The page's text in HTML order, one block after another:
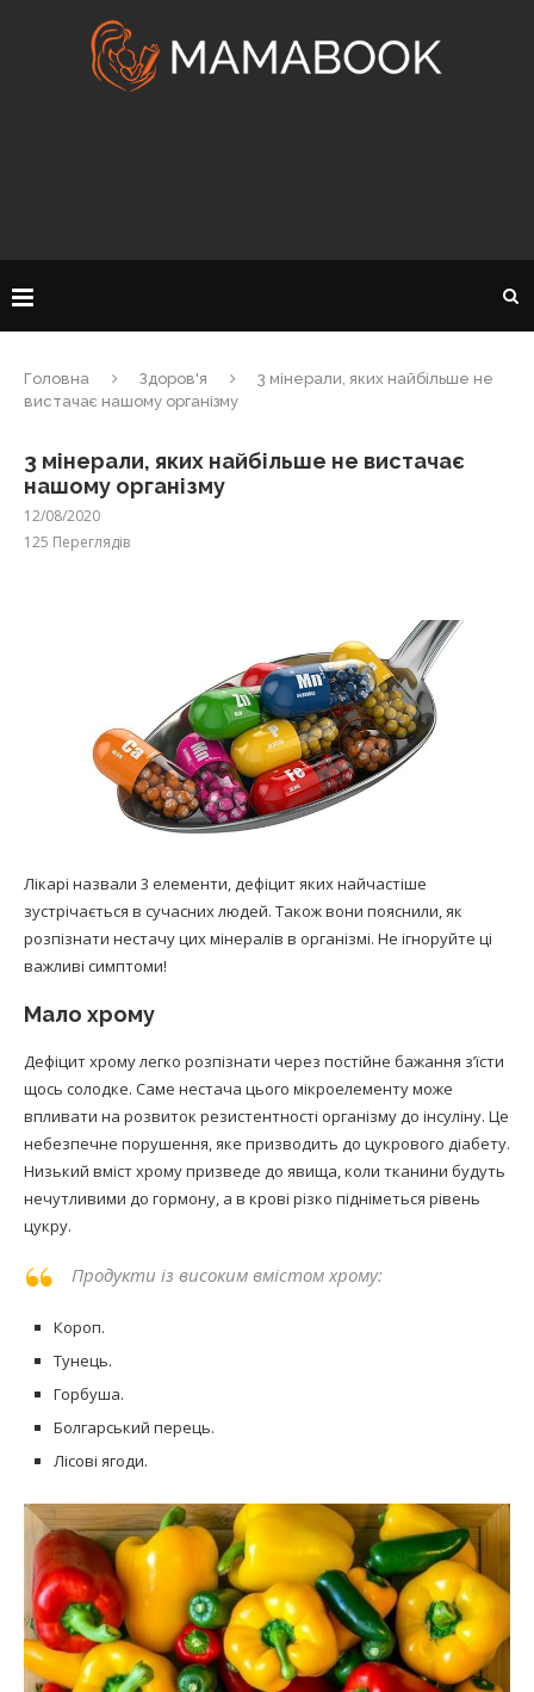
Головна Здоров'я
3 мінерали, яких найбільше не
вистачає нашому організму
3 мінерали, яких найбільше не вистачає
нашому організму
12/08/2020
125 Переглядів
Лікарі назвали 3 елементи, дефіцит яких найчастіше
зустрічається в сучасних людей. Також вони пояснили, як
розпізнати нестачу цих мінералів в організмі. Не ігноруйте ці
важливі симптоми!
Мало хрому
Дефіцит хрому легко розпізнати через постійне бажання з’їсти
щось солодке. Саме нестача цього мікроелементу може
впливати на розвиток резистентності організму до інсуліну. Це
небезпечне порушення, яке призводить до цукрового діабету.
Низький вміст хрому призведе до явища, коли тканини будуть
нечутливими до гормону, а в крові різко підніметься рівень
цукру.
Продукти із високим вмістом хрому:
Короп.
Тунець.
Горбуша.
Болгарський перець.
Лісові ягоди.